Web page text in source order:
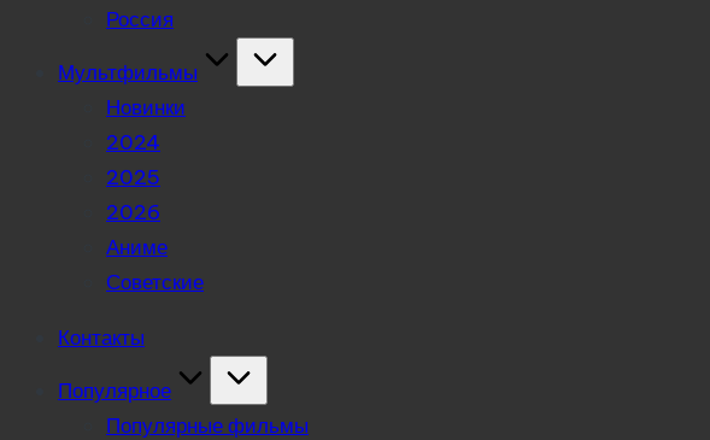
Россия
Мультфильмы
Новинки
2024
2025
2026
Аниме
Советские
Контакты
Популярное
Популярные фильмы